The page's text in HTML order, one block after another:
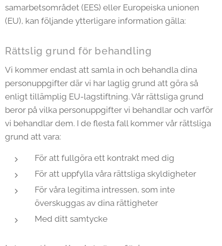
samarbetsområdet (EES) eller Europeiska unionen
(EU), kan följande ytterligare information gälla:
Rättslig grund för behandling
Vi kommer endast att samla in och behandla dina
personuppgifter där vi har laglig grund att göra så
enligt tillämplig EU-lagstiftning. Vår rättsliga grund
beror på vilka personuppgifter vi behandlar och varför
vi behandlar dem. I de flesta fall kommer vår rättsliga
grund att vara:
För att fullgöra ett kontrakt med dig
För att uppfylla våra rättsliga skyldigheter
För våra legitima intressen, som inte
överskuggas av dina rättigheter
Med ditt samtycke